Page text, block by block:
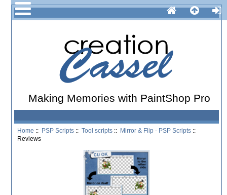
Making Memories with PaintShop Pro
Home :: PSP Scripts ::Tool scripts :: Mirror & Flip - PSP Scripts ::
Reviews